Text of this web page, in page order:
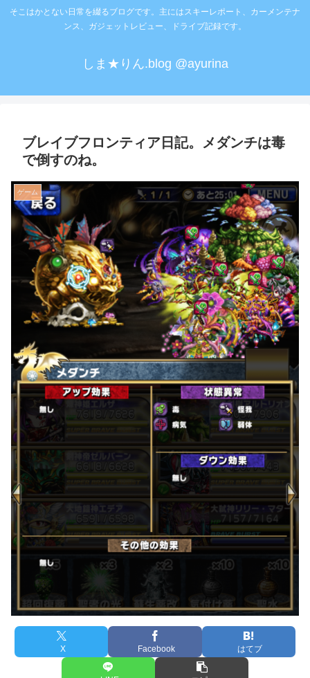
そこはかとない日常を綴るブログです。主にはスキーレポート、カーメンテナ
ンス、ガジェットレビュー、ドライブ記録です。
しま★りん.blog @ayurina
ブレイブフロンティア日記。メダンチは毒
で倒すのね。
ゲーム
X Facebook はてブ